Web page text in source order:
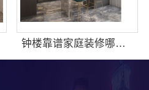
钟楼靠谱家庭装修哪家好，推荐常州宜居佳装饰工程有限公司